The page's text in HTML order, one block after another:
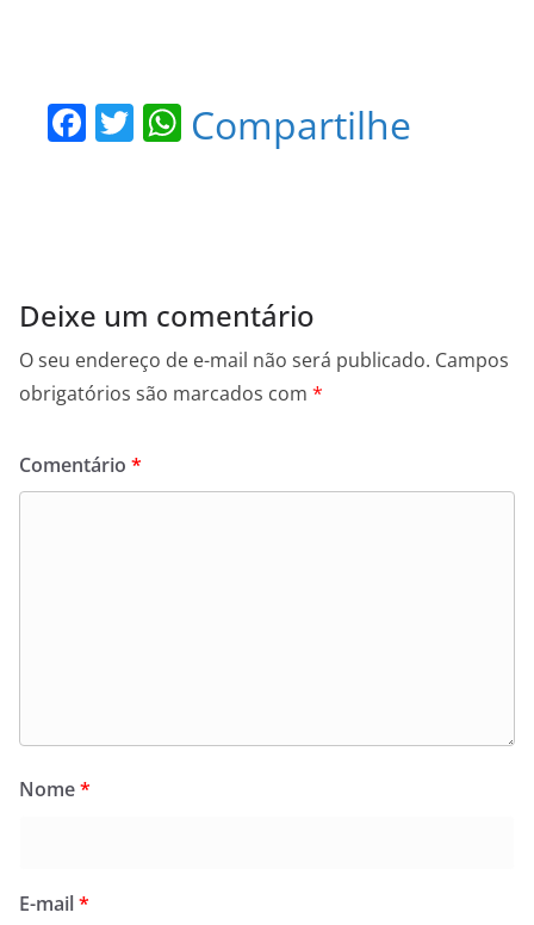
F
o
o
k
T W
p
p
Compartilhe
Deixe um comentário
O seu endereço de e-mail não será publicado. Campos
obrigatórios são marcados com *
Comentário *
Nome*
E-mail*